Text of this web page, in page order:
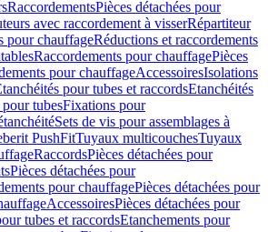
RaccordementsPièces détachées pour
avec raccordement à visserRépartiteur
pour chauffageRéductions et raccordements
Raccordements pour chauffagePièces
pour chauffageAccessoiresIsolations
pour tubes et raccordsEtanchéités
tubesFixations pour
Sets de vis pour assemblages à
PushFitTuyaux multicouchesTuyaux
RaccordsPièces détachées pour
Pièces détachées pour
pour chauffagePièces détachées pour
AccessoiresPièces détachées pour
tubes et raccordsEtanchements pour